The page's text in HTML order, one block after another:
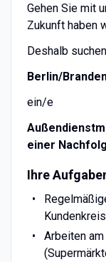
Gehen Sie mit
Zukunft haben
Deshalb
Berlin/
ein/e
einer
Ihre
Arbeiten